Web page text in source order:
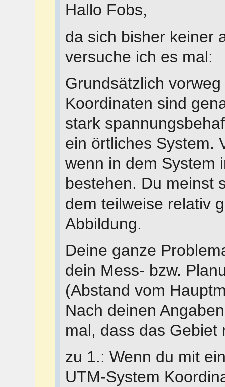
Hallo Fobs,
da sich bisher keiner
versuche ich es mal:
Grundsätzlich
Koordinaten sind
stark
ein örtliches System.
wenn in dem System
bestehen. Du meinst
dem teilweise relativ
Abbildung.
Deine ganze
dein Mess- bzw.
(Abstand vom
Nach deinen
mal, dass das
zu 1.: Wenn du mit
UTM-System